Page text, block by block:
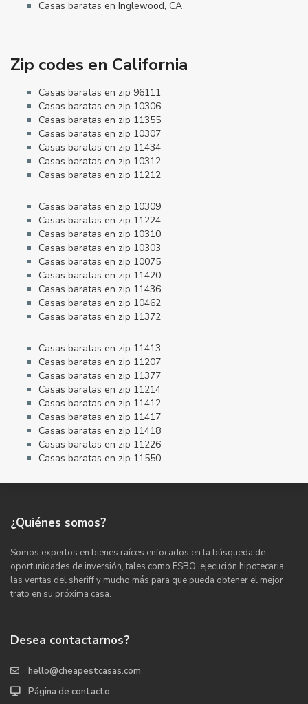
Casas baratas en Inglewood, CA
Zip codes en California
Casas baratas en zip 96111
Casas baratas en zip 10306
Casas baratas en zip 11355
Casas baratas en zip 10307
Casas baratas en zip 11434
Casas baratas en zip 10312
Casas baratas en zip 11212
Casas baratas en zip 10309
Casas baratas en zip 11224
Casas baratas en zip 10310
Casas baratas en zip 10303
Casas baratas en zip 10075
Casas baratas en zip 11420
Casas baratas en zip 11436
Casas baratas en zip 10462
Casas baratas en zip 11372
Casas baratas en zip 11413
Casas baratas en zip 11207
Casas baratas en zip 11377
Casas baratas en zip 11214
Casas baratas en zip 11412
Casas baratas en zip 11417
Casas baratas en zip 11418
Casas baratas en zip 11226
Casas baratas en zip 11550
¿Quiénes somos?
Somos expertos en bienes raíces enfocados en la búsqueda de
oportunidades de inversión, tales como FSBO, ejecución hipotecaria,
las ventas del sheriff y mucho más para que pueda obtener el mejor
trato en su próxima casa.
Desea contactarnos?
hello@cheapestcasas.com
Página de contacto